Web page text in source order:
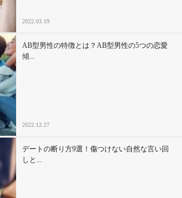
2022.03.19
AB型男性の特徴とは？AB型男性の5つの恋愛
傾...
2022.12.27
デートの断り方9選！傷つけない自然な言い回
しと...